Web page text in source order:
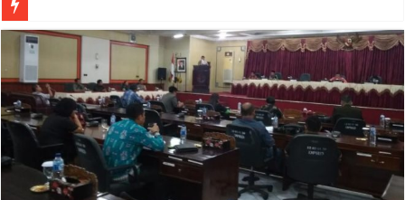
Viral! Selama Dua Bulan Lebih Siltap Serta Tunjangan Pemdes dan BPD di